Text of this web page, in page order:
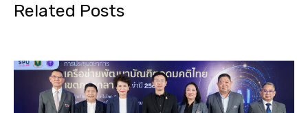
Related Posts